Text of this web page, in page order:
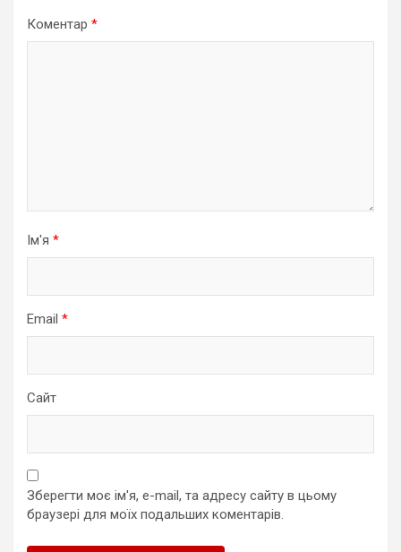
Коментар *
Ім'я *
Email *
Сайт
Зберегти моє ім'я, e-mail, та адресу сайту в цьому
браузері для моїх подальших коментарів.